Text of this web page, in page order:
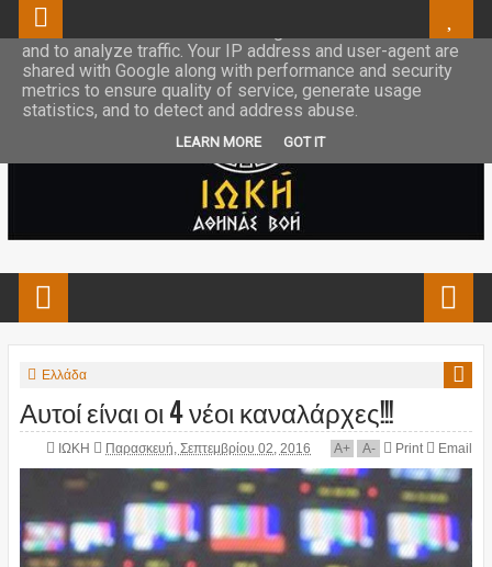
Ελλάδα
Αυτοί είναι οι 4 νέοι καναλάρχες!!!
ΙΩΚΗ Παρασκευή, Σεπτεμβρίου 02, 2016 A+ A- Print Email
This site uses cookies from Google to deliver its services
and to analyze traffic. Your IP address and user-agent are
shared with Google along with performance and security
metrics to ensure quality of service, generate usage
statistics, and to detect and address abuse.
LEARN MORE GOT IT